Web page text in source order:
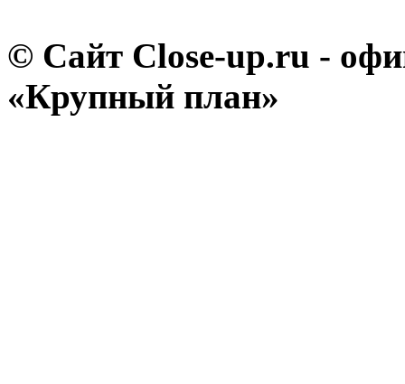
© Сайт Close-up.ru -
«Крупный план»